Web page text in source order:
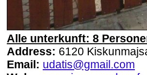
Alle unterkunft: 8
Address: 6120
Email: udatis@gmail.com